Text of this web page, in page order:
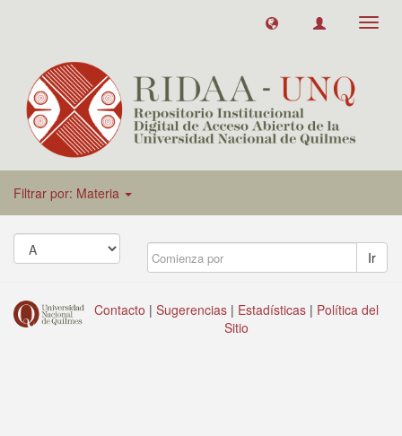
Filtrar por: Materia
Ir
Contacto | Sugerencias | Estadísticas | Política del
Sitio